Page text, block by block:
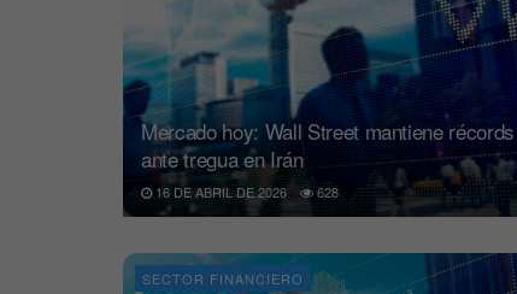
Mercado hoy: Wall Street mantiene récords
ante tregua en Irán
16 DE ABRIL DE 2026 628
SECTOR FINANCIERO